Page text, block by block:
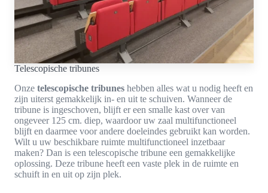
Telescopische tribunes
Onze telescopische tribunes hebben alles wat u nodig heeft en
zijn uiterst gemakkelijk in- en uit te schuiven. Wanneer de
tribune is ingeschoven, blijft er een smalle kast over van
ongeveer 125 cm. diep, waardoor uw zaal multifunctioneel
blijft en daarmee voor andere doeleindes gebruikt kan worden.
Wilt u uw beschikbare ruimte multifunctioneel inzetbaar
maken? Dan is een telescopische tribune een gemakkelijke
oplossing. Deze tribune heeft een vaste plek in de ruimte en
schuift in en uit op zijn plek.